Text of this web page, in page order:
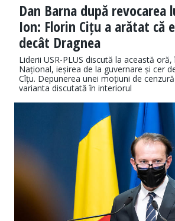
Dan Barna după revocarea
Ion: Florin Cițu a arătat că
decât Dragnea
Liderii USR-PLUS discută la această
Național, ieșirea de la guvernare și cer
Cîțu. Depunerea unei moțiuni de
varianta discutată în interiorul